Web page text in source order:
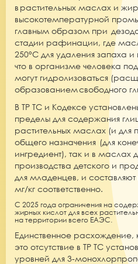
в растительных маслах и
высокотемпературной
главным образом при
стадии рафинации, где
250°C для удаления запаха
что в организме человека
могут гидролизоваться
образованием свободного
В ТР ТС и Кодексе
пределы для содержания
растительных маслах (и
общего назначения (для
ингредиент), так и в маслах
производства детского и
для младенцев, и
мг/кг соответственно.
С 2025 года ограничения на
жирных кислот для всех
на территории всего ЕАЭС.
Единственное расхождение,
это отсутствие в ТР ТС
уровней для 3-